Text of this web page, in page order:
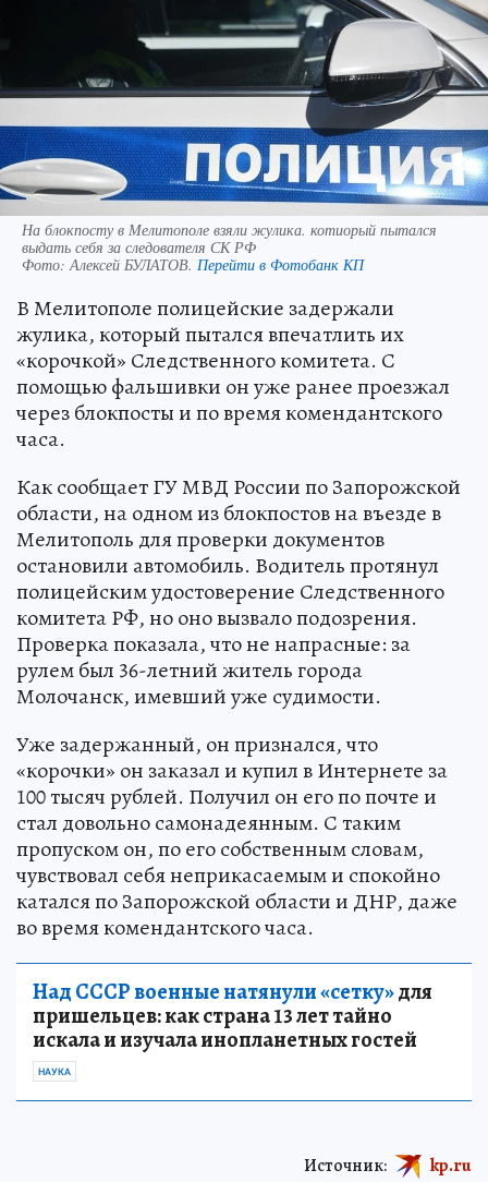
На блокпосту в Мелитополе взяли жулика. котиорый пытался
выдать себя за следователя СК РФ
Фото: Алексей БУЛАТОВ. Перейти в Фотобанк КП
В Мелитополе полицейские задержали
жулика, который пытался впечатлить их
«корочкой» Следственного комитета. С
помощью фальшивки он уже ранее проезжал
через блокпосты и по время комендантского
часа.
Как сообщает ГУ МВД России по Запорожской
области, на одном из блокпостов на въезде в
Мелитополь для проверки документов
остановили автомобиль. Водитель протянул
полицейским удостоверение Следственного
комитета РФ, но оно вызвало подозрения.
Проверка показала, что не напрасные: за
рулем был 36-летний житель города
Молочанск, имевший уже судимости.
Уже задержанный, он признался, что
«корочки» он заказал и купил в Интернете за
100 тысяч рублей. Получил он его по почте и
стал довольно самонадеянным. С таким
пропуском он, по его собственным словам,
чувствовал себя неприкасаемым и спокойно
катался по Запорожской области и ДНР, даже
во время комендантского часа.
Над СССР военные натянули «сетку»для
пришельцев: как страна 13 лет тайно
искала и изучала инопланетных гостей
НАУКА
Источник: kp.ru